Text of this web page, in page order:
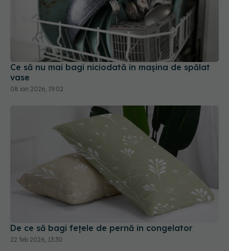
Ce să nu mai bagi niciodată în mașina de spălat
vase
08 ian 2026, 19:02
De ce să bagi fețele de pernă în congelator
22 feb 2026, 13:30